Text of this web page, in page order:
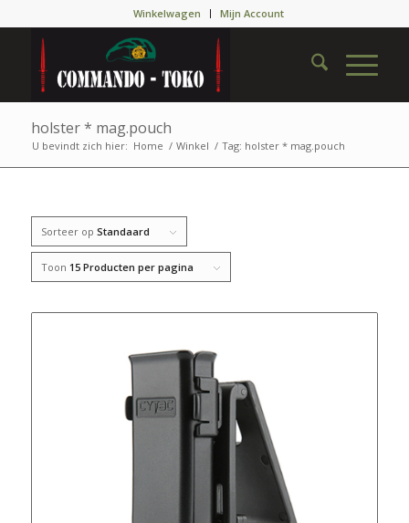
Winkelwagen Mijn Account
holster * mag.pouch
U bevindt zich hier: Home / Winkel / Tag: holster * mag.pouch
Sorteer op Standaard
Toon 15 Producten per pagina